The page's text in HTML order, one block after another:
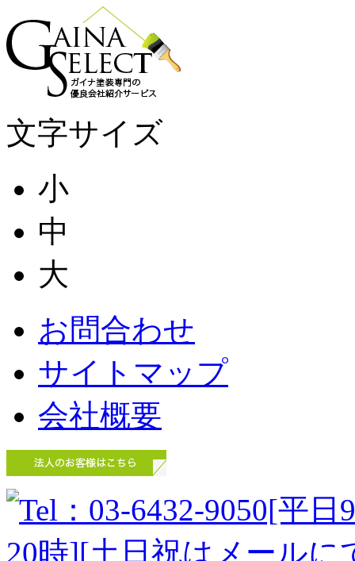
文字サイズ
小
中
大
お問合わせ
サイトマップ
会社概要